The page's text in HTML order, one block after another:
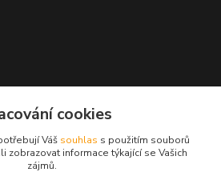
cookies
Váš souhlas s použitím souborů
zobrazovat informace týkající se Vašich
zájmů.